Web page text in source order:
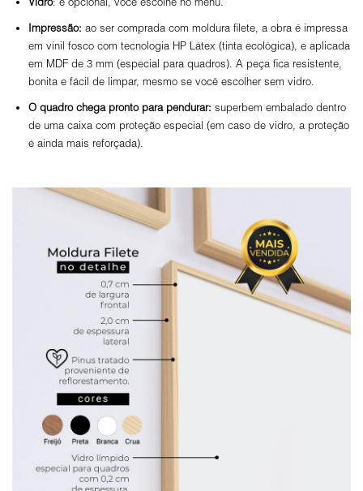
Impressão: ao ser comprada com moldura filete, a obra é impressa
em vinil fosco com tecnologia HP Látex (tinta ecológica), e aplicada
em MDF de 3 mm (especial para quadros). A peça fica resistente,
bonita e fácil de limpar, mesmo se você escolher sem vidro.
O quadro chega pronto para pendurar: superbem embalado dentro
de uma caixa com proteção especial (em caso de vidro, a proteção
é ainda mais reforçada).